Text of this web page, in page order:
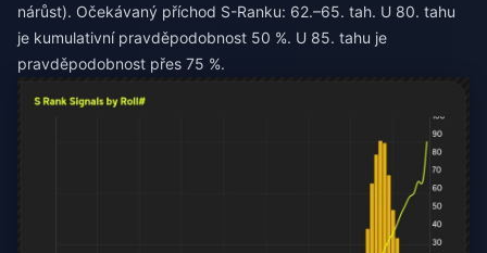
nárůst). Očekávaný příchod S-Ranku: 62.–65. tah. U 80. tahu
je kumulativní pravděpodobnost 50 %. U 85. tahu je
pravděpodobnost přes 75 %.